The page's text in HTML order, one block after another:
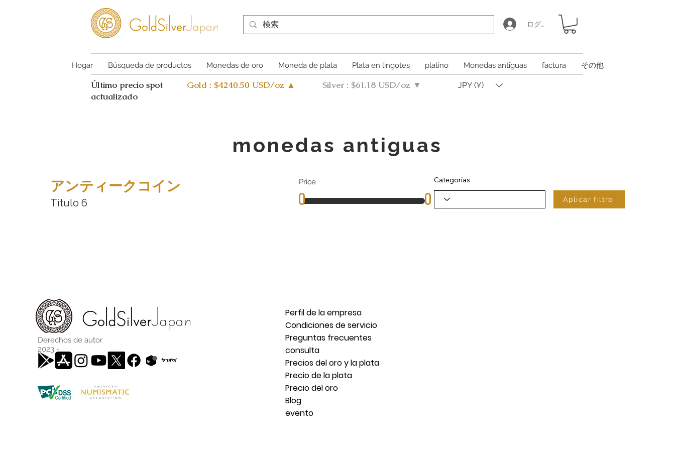
ログイン
Hogar Búsqueda de productos Monedas de oro Moneda de plata Plata en lingotes platino Monedas antiguas factura その他
Último precio spot
actualizado
Gold : $4240.50 USD/oz ▲ Silver : $61.18 USD/oz ▼ JPY (¥)
monedas antiguas
アンティークコイン
Título 6
Price Categorías
Aplicar filtro
Derechos de autor
2023 -
Perfil de la empresa
Condiciones de servicio
Preguntas frecuentes
consulta
Precios del oro y la plata
Precio de la plata
Precio del oro
Blog
evento